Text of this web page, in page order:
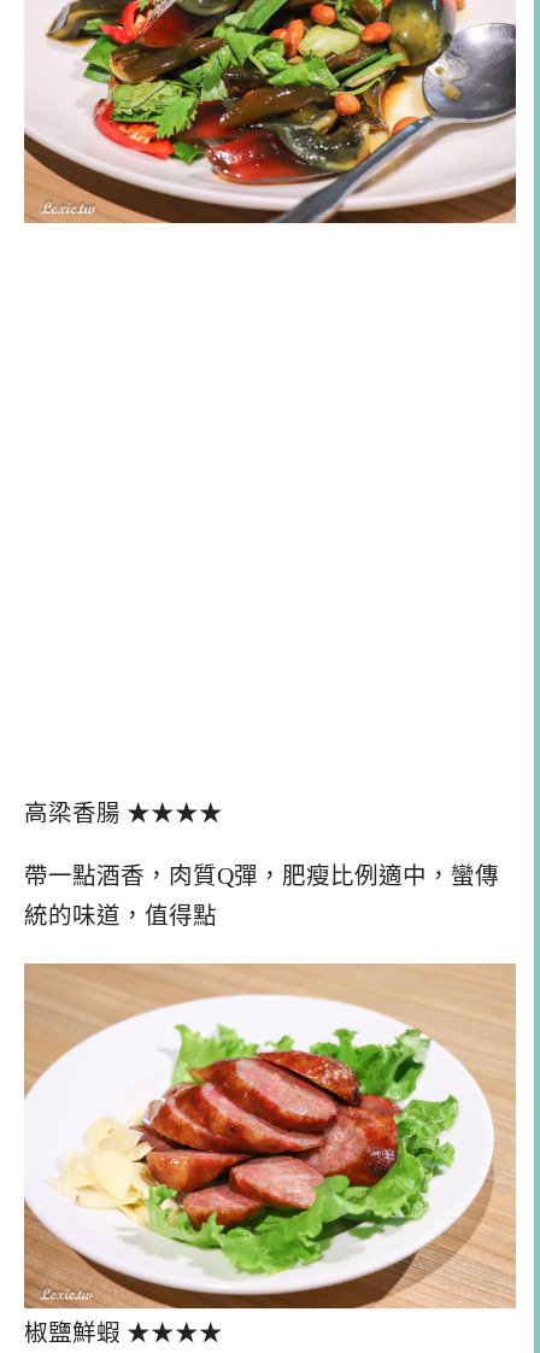
高梁香腸 ★★★★
帶一點酒香，肉質Q彈，肥瘦比例適中，蠻傳
統的味道，值得點
椒鹽鮮蝦 ★★★★